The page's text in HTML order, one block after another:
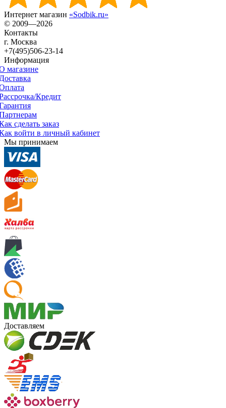
Интернет магазин «Sodbik.ru»
© 2009—2026
Контакты
г. Москва
+7(495)506-23-14
Информация
магазине
Кредит
сделать заказ
войти в личный кабинет
Мы принимаем
Доставляем